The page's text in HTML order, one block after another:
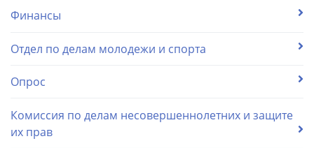
Финансы
Отдел по делам молодежи и спорта
Опрос
Комиссия по делам несовершеннолетних и защите
их прав